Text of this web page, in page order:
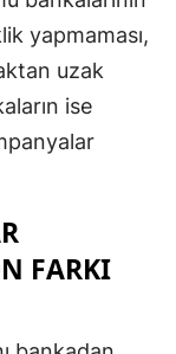
Mardin
Muğla
Muş
Nevşehir
Ordu
Sakarya
yapmaması,
uzak
ise
FARKI